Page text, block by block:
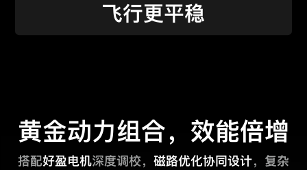
飞行更平稳
黄金动力组合，效能倍增
搭配好盈电机深度调校， 磁路优化协同设计，复杂